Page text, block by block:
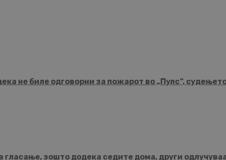
не биле одговорни за пожарот во „Пулс“,
зошто додека седите дома, други